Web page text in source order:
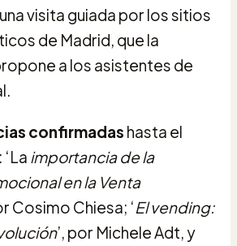
visita guiada por los sitios
de Madrid, que la
a los asistentes de
confirmadas hasta el
importancia de la
en la Venta
Cosimo Chiesa; ‘El vending:
’, por Michele Adt, y